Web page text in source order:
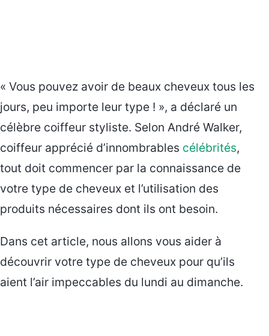
« Vous pouvez avoir de beaux cheveux tous les
jours, peu importe leur type ! », a déclaré un
célèbre coiffeur styliste. Selon André Walker,
coiffeur apprécié d’innombrables célébrités,
tout doit commencer par la connaissance de
votre type de cheveux et l’utilisation des
produits nécessaires dont ils ont besoin.
Dans cet article, nous allons vous aider à
découvrir votre type de cheveux pour qu’ils
aient l’air impeccables du lundi au dimanche.